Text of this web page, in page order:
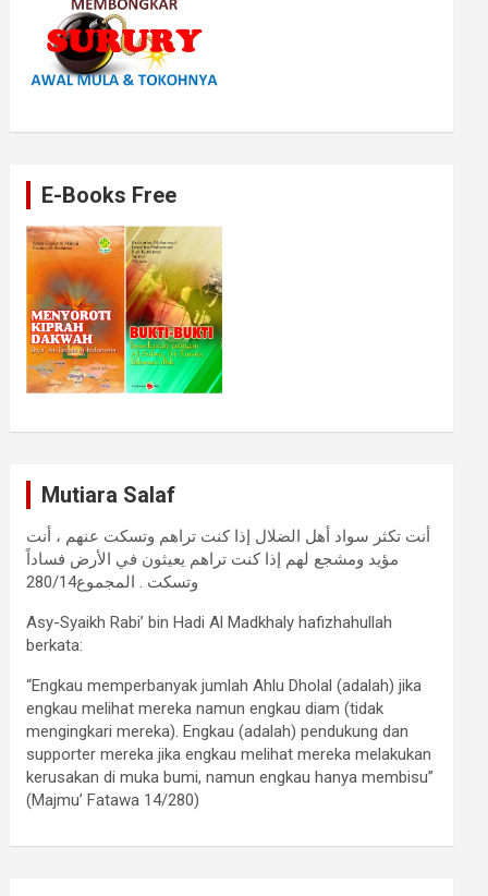
E-Books Free
Mutiara Salaf
أنت تكثر سواد أهل الضلال إذا كنت تراهم وتسكت عنهم ، أنت
مؤيد ومشجع لهم إذا كنت تراهم يعيثون في الأرض فساداً
وتسكت . المجموع280/14
Asy-Syaikh Rabi’ bin Hadi Al Madkhaly hafizhahullah
berkata:
“Engkau memperbanyak jumlah Ahlu Dholal (adalah) jika
engkau melihat mereka namun engkau diam (tidak
mengingkari mereka). Engkau (adalah) pendukung dan
supporter mereka jika engkau melihat mereka melakukan
kerusakan di muka bumi, namun engkau hanya membisu”
(Majmu’ Fatawa 14/280)